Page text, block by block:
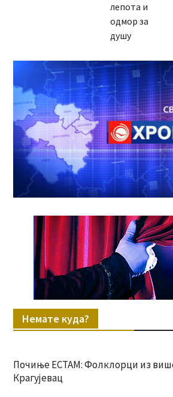
лепота и
одмор за
душу
Немате куда?
Почиње ЕСТАМ: Фолклорци из
Крагујевац